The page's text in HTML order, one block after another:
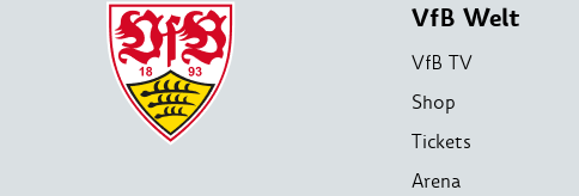
VfB Welt
VfB TV
Shop
Tickets
Arena